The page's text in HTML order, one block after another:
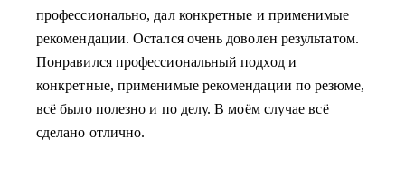
профессионально, дал конкретные и применимые
рекомендации. Остался очень доволен результатом.
Понравился профессиональный подход и
конкретные, применимые рекомендации по резюме,
всё было полезно и по делу. В моём случае всё
сделано отлично.